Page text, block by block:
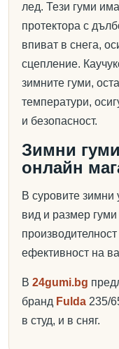
лед. Тези гуми
протектора с
впиват в снега,
сцепление.
зимните гуми,
температури,
и безопасност.
Зимни
онлайн
В суровите
вид и размер
ефективност на
В 24gumi.bg
бранд Fulda 235/
в студ, и в сняг.